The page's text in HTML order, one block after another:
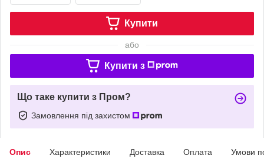
Купити
або
Купити з
Що таке купити з Пром?
Замовлення під захистом
Опис Характеристики Доставка Оплата Умови